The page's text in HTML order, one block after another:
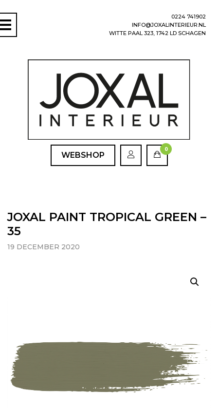
0224 741902
INFO@JOXALINTERIEUR.NL
WITTE PAAL 323, 1742 LD SCHAGEN
WEBSHOP
0
JOXAL PAINT TROPICAL GREEN –
35
19 DECEMBER 2020